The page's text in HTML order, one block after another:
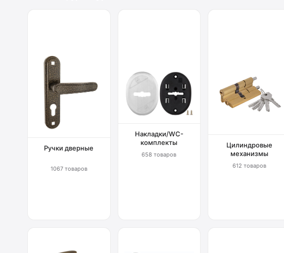
Ручки дверные
1067 товаров
Накладки/WC-
комплекты
658 товаров
Цилиндровые
механизмы
612 товаров